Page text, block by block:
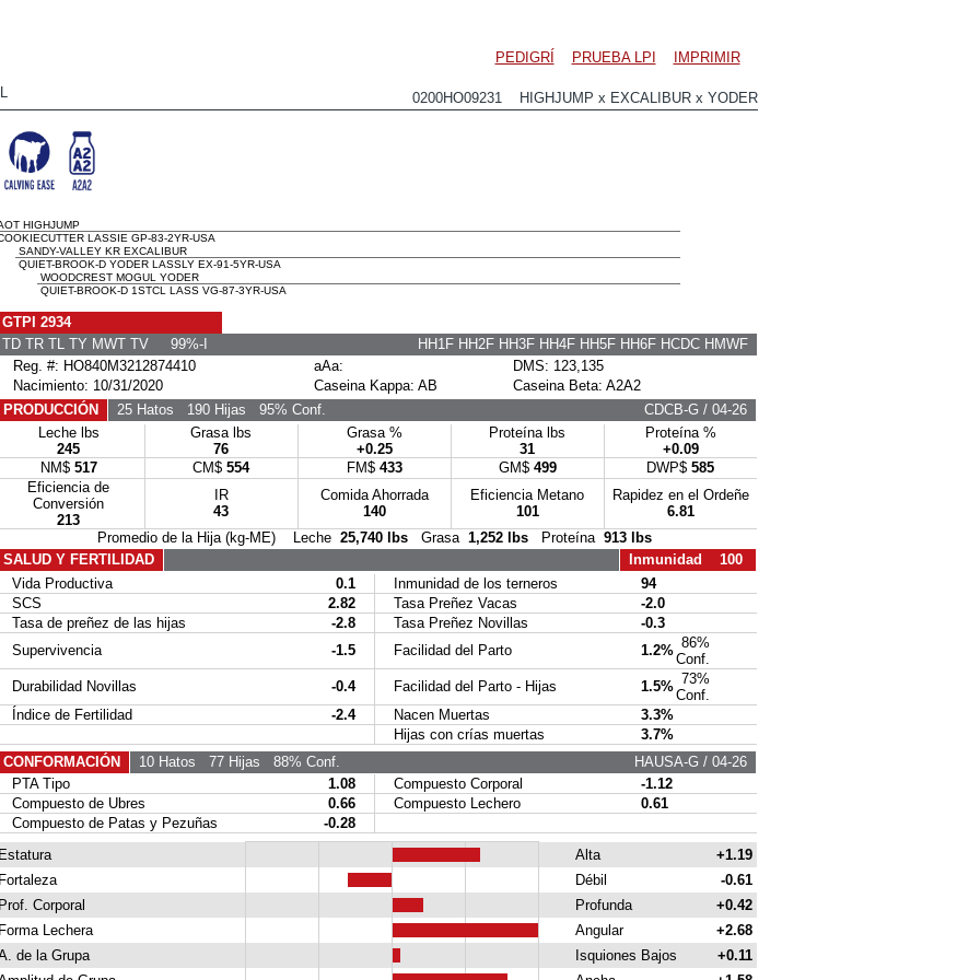
PEDIGRÍ PRUEBA LPI IMPRIMIR
0200HO09231 HIGHJUMP x EXCALIBUR x YODER
HIGHJUMP
LASSIE GP-83-2YR-USA
SANDY-VALLEY KR EXCALIBUR
QUIET-BROOK-D YODER LASSLY EX-91-5YR-USA
WOODCREST MOGUL YODER
QUIET-BROOK-D 1STCL LASS VG-87-3YR-USA
GTPI 2934
TD TR TL TY MWT TV 99%-I
HH1F HH2F HH3F HH4F HH5F HH6F HCDC HMWF
Reg. #: HO840M3212874410
aAa:
DMS: 123,135
Nacimiento: 10/31/2020
Caseina Kappa: AB
Caseina Beta: A2A2
PRODUCCIÓN
25 Hatos 190 Hijas 95% Conf.
CDCB-G / 04-26
Leche lbs
245
Grasa lbs
76
Grasa %
+0.25
Proteína lbs
31
Proteína %
+0.09
NM$ 517 CM$ 554 FM$ 433 GM$ 499 DWP$ 585
Eficiencia de
Conversión
213
IR
43
Comida Ahorrada
140
Eficiencia Metano
101
Rapidez en el Ordeñe
6.81
Promedio de la Hija (kg-ME) Leche 25,740 lbs Grasa 1,252 lbs Proteína 913 lbs
SALUD Y FERTILIDAD
Inmunidad 100
Vida Productiva
0.1 Inmunidad de los terneros
94
SCS
2.82 Tasa Preñez Vacas
-2.0
Tasa de preñez de las hijas
-2.8 Tasa Preñez Novillas
-0.3
Supervivencia
-1.5 Facilidad del Parto 1.2% 86%
Conf.
Durabilidad Novillas
-0.4 Facilidad del Parto - Hijas 1.5% 73%
Conf.
Índice de Fertilidad
-2.4 Nacen Muertas
3.3%
Hijas con crías muertas
3.7%
CONFORMACIÓN
10 Hatos 77 Hijas 88% Conf.
HAUSA-G / 04-26
PTA Tipo
1.08 Compuesto Corporal
-1.12
Compuesto de Ubres
0.66 Compuesto Lechero
0.61
Compuesto de Patas y Pezuñas
-0.28
Estatura
Alta
+1.19
Fortaleza
Débil
-0.61
Prof. Corporal
Profunda
+0.42
Forma Lechera
Angular
+2.68
de la Grupa
Isquiones Bajos
+0.11